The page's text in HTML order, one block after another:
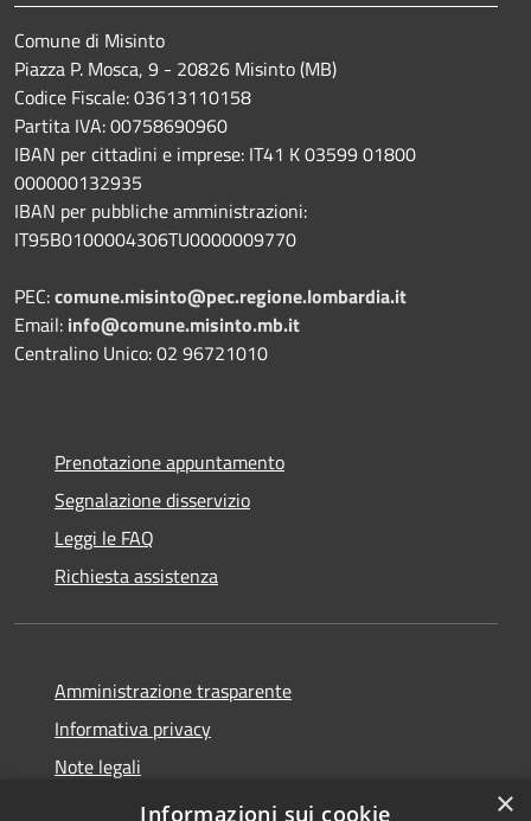
Comune di Misinto
Piazza P. Mosca, 9 - 20826 Misinto (MB)
Codice Fiscale: 03613110158
Partita IVA: 00758690960
IBAN per cittadini e imprese: IT41 K 03599 01800
000000132935
IBAN per pubbliche amministrazioni:
IT95B0100004306TU0000009770
PEC:comune.misinto@pec.regione.lombardia.it
Email: info@comune.misinto.mb.it
Centralino Unico: 02 96721010
Prenotazione appuntamento
Segnalazione disservizio
Leggi le FAQ
Richiesta assistenza
Amministrazione trasparente
Informativa privacy
Note legali
Dichiarazione di accessibilità
×
Informazioni sui cookie